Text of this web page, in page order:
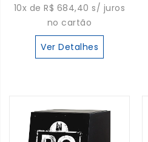
10x de R$ 684,40 s/ juros
no cartão
Ver Detalhes